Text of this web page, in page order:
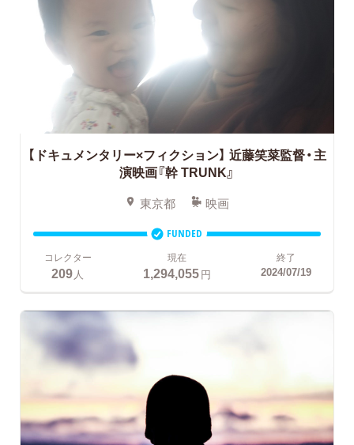
【ドキュメンタリー×フィクション】 近藤笑菜監督・主
演映画『幹 TRUNK』
東京都 映画
FUNDED
コレクター
209 人
現在
1,294,055円
終了
2024/07/19